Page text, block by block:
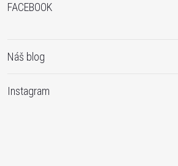
FACEBOOK
Náš blog
Instagram